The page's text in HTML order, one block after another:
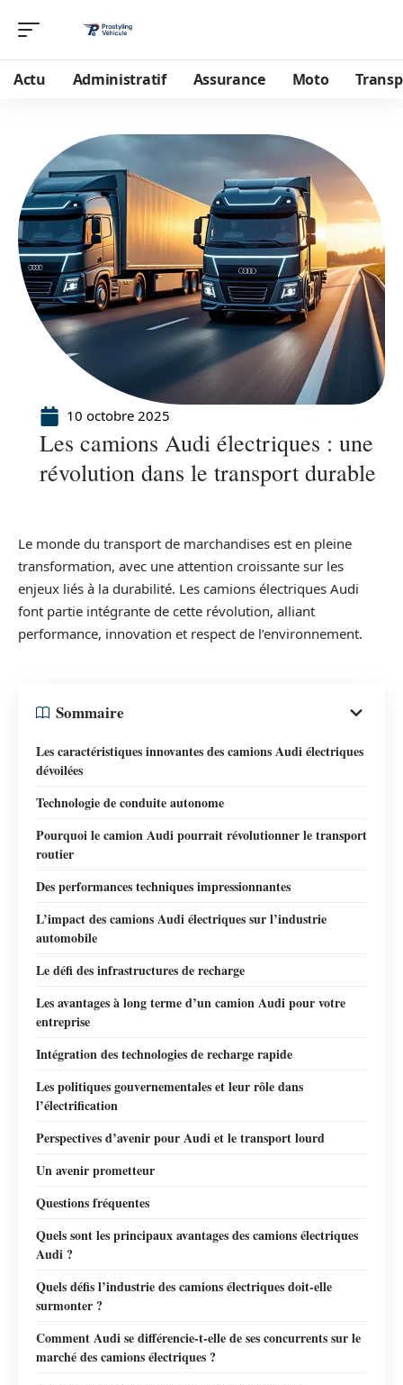
Actu Administratif Assurance Moto
10 octobre 2025
Les camions Audi électriques : une
révolution dans le transport durable
Le monde du transport de marchandises est en pleine
transformation, avec une attention croissante sur les
enjeux liés à la durabilité. Les camions électriques Audi
font partie intégrante de cette révolution, alliant
performance, innovation et respect de l’environnement.
Sommaire
Les caractéristiques innovantes des camions Audi électriques
dévoilées
Technologie de conduite autonome
Pourquoi le camion Audi pourrait révolutionner le transport
routier
Des performances techniques impressionnantes
L’impact des camions Audi électriques sur l’industrie
automobile
Le défi des infrastructures de recharge
Les avantages à long terme d’un camion Audi pour votre
entreprise
Intégration des technologies de recharge rapide
Les politiques gouvernementales et leur rôle dans
l’électrification
Perspectives d’avenir pour Audi et le transport lourd
Un avenir prometteur
Questions fréquentes
Quels sont les principaux avantages des camions électriques
Audi ?
Quels défis l’industrie des camions électriques doit-elle
surmonter ?
Comment Audi se différencie-t-elle de ses concurrents sur le
marché des camions électriques ?